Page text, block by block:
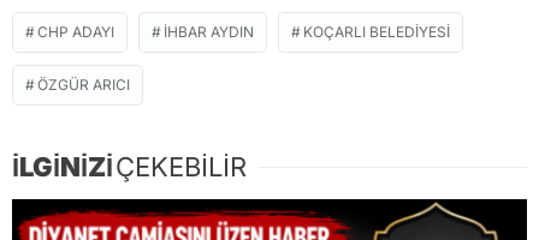
CHP ADAYI IHBAR AYDIN KOÇARLI BELEDIYESI
ÖZGÜR ARICI
İLGİNİZİÇEKEBİLİR